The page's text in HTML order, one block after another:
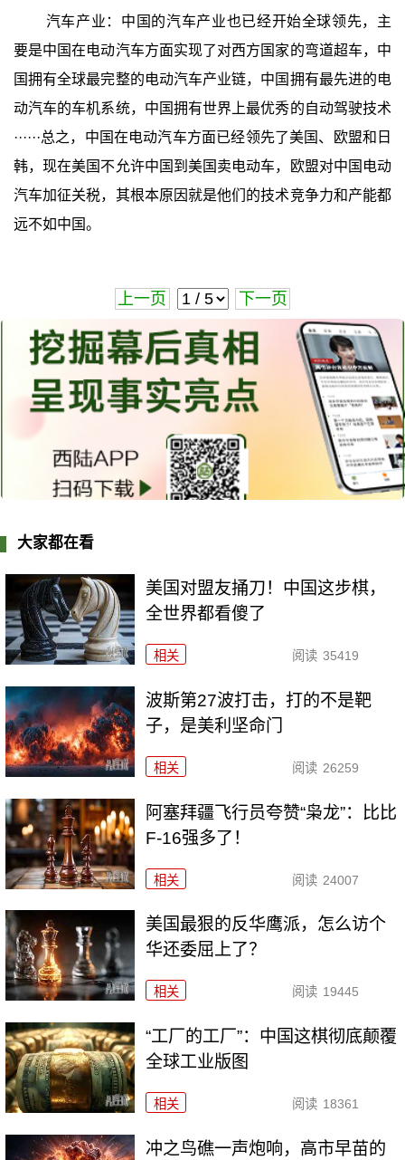
汽车产业：中国的汽车产业也已经开始全球领先，主
要是中国在电动汽车方面实现了对西方国家的弯道超车，中
国拥有全球最完整的电动汽车产业链，中国拥有最先进的电
动汽车的车机系统，中国拥有世界上最优秀的自动驾驶技术
······总之，中国在电动汽车方面已经领先了美国、欧盟和日
韩，现在美国不允许中国到美国卖电动车，欧盟对中国电动
汽车加征关税，其根本原因就是他们的技术竞争力和产能都
远不如中国。
上一页 下一页
大家都在看
美国对盟友捅刀！中国这步棋，
全世界都看傻了
相关 阅读 35419
波斯第27波打击，打的不是靶
子，是美利坚命门
相关 阅读 26259
阿塞拜疆飞行员夸赞“枭龙”：比比
F-16强多了！
相关 阅读 24007
美国最狠的反华鹰派，怎么访个
华还委屈上了？
相关 阅读 19445
“工厂的工厂”：中国这棋彻底颠覆
全球工业版图
相关 阅读 18361
冲之鸟礁一声炮响，高市早苗的